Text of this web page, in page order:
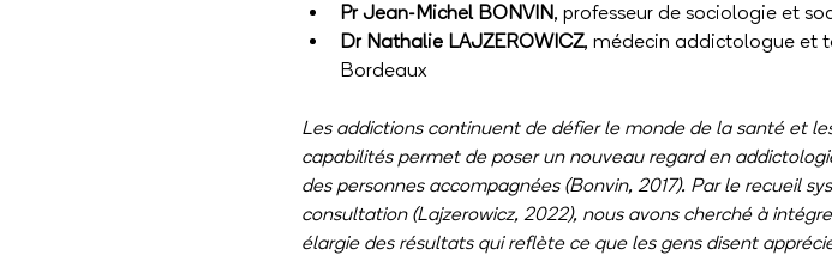
Pr Jean-Michel BONVIN, professeur de sociologie et
Dr Nathalie LAJZEROWICZ, médecin addictologue et
Bordeaux
Les addictions continuent de défier le monde de la santé et
capabilités permet de poser un nouveau regard en
des personnes accompagnées (Bonvin, 2017). Par le recueil
consultation (Lajzerowicz, 2022), nous avons cherché à
élargie des résultats qui reflète ce que les gens disent